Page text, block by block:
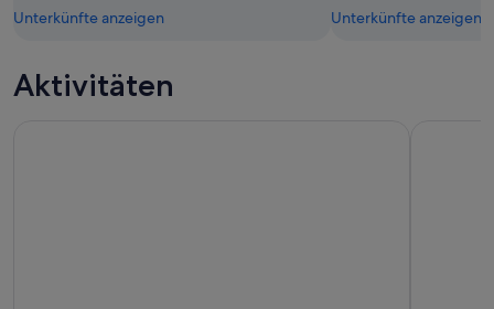
Unterkünfte anzeigen
Unterkünfte anzeigen
Aktivitäten